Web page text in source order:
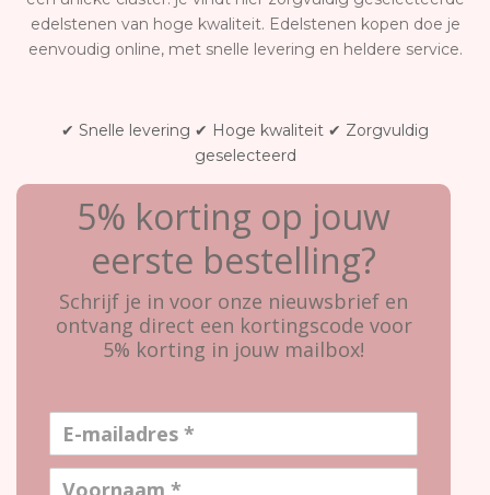
edelstenen van hoge kwaliteit. Edelstenen kopen doe je
eenvoudig online, met snelle levering en heldere service.
✔ Snelle levering ✔ Hoge kwaliteit ✔ Zorgvuldig
geselecteerd
5% korting op jouw
eerste bestelling?
Schrijf je in voor onze nieuwsbrief en
ontvang direct een kortingscode voor
5% korting in jouw mailbox!